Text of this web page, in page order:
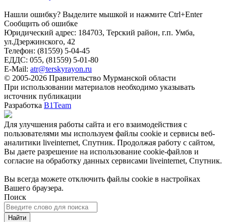
Нашли ошибку? Выделите мышкой и нажмите Ctrl+Enter
Сообщить об ошибке
Юридический адрес: 184703, Терский район, г.п. Умба,
ул.Дзержинского, 42
Телефон: (81559) 5-04-45
ЕДДС: 055, (81559) 5-01-80
E-Mail: atr@terskyrayon.ru
© 2005-2026 Правительство Мурманской области
При использовании материалов необходимо указывать
источник публикации
Разработка B1Team
Для улучшения работы сайта и его взаимодействия с
пользователями мы используем файлы cookie и сервисы веб-
аналитики liveinternet, Спутник. Продолжая работу с сайтом,
Вы даете разрешение на использование cookie-файлов и
согласие на обработку данных сервисами liveinternet, Спутник.
Вы всегда можете отключить файлы cookie в настройках
Вашего браузера.
Поиск
Найти